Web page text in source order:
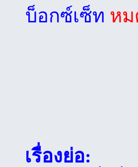
บ็อกซ์เซ็ท หม
เรื่องย่อ: